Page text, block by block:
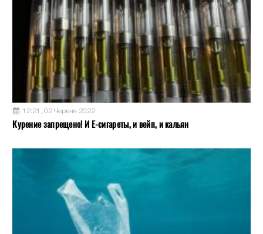
12:21, 02 Червня 2022
Курение запрещено! И Е-сигареты, и вейп, и кальян